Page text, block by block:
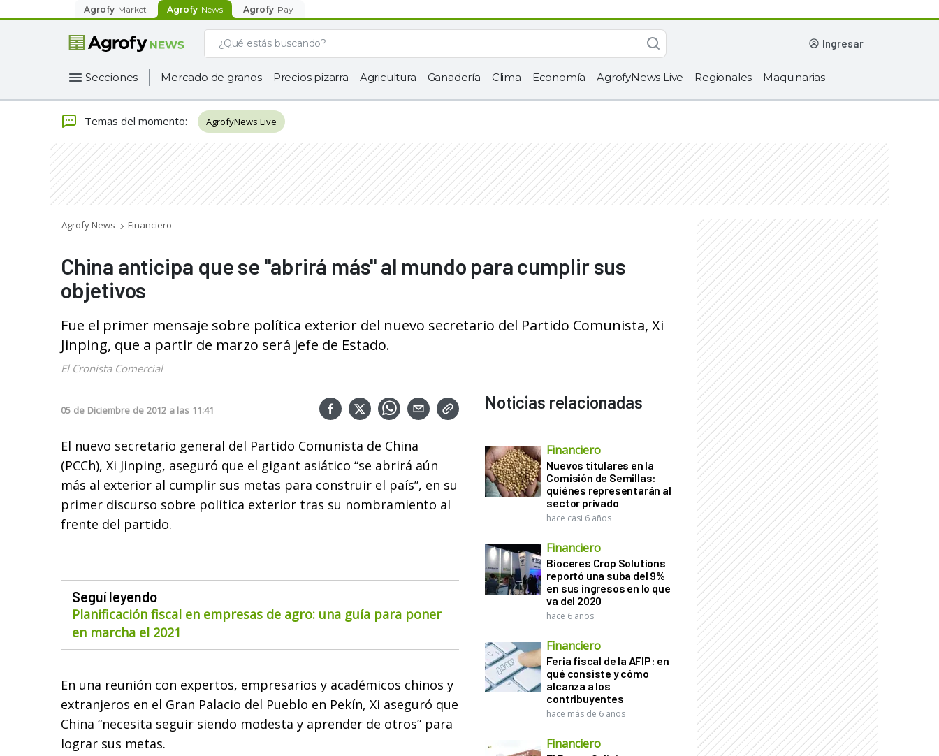
Agrofy Market Agrofy News Agrofy Pay
ingresar
Secciones Mercado de granos Precios pizarra Agricultura Ganadería Clima Economía AgrofyNews Live Regionales Maquinarias
Temas del momento: AgrofyNews Live
Agrofy News Financiero
China anticipa que se "abrirá más" al mundo para cumplir sus
objetivos
Fue el primer mensaje sobre política exterior del nuevo secretario del Partido Comunista, Xi
Jinping, que a partir de marzo será jefe de Estado.
El Cronista Comercial
05 de Diciembre de 2012 a las 11:41
El nuevo secretario general del Partido Comunista de China
(PCCh), Xi Jinping, aseguró que el gigant asiático “se abrirá aún
más al exterior al cumplir sus metas para construir el país”, en su
primer discurso sobre política exterior tras su nombramiento al
frente del partido.
Seguí leyendo
Planificación fiscal en empresas de agro: una guía para poner
en marcha el 2021
En una reunión con expertos, empresarios y académicos chinos y
extranjeros en el Gran Palacio del Pueblo en Pekín, Xi aseguró que
China “necesita seguir siendo modesta y aprender de otros” para
lograr sus metas.
Noticias relacionadas
Financiero
Nuevos titulares en la
Comisión de Semillas:
quiénes representarán al
sector privado
hace casi 6 años
Financiero
Bioceres Crop Solutions
reportó una suba del 9%
en sus ingresos en lo que
va del 2020
hace 6 años
Financiero
Feria fiscal de la AFIP: en
qué consiste y cómo
alcanza a los
contribuyentes
hace más de 6 años
Financiero